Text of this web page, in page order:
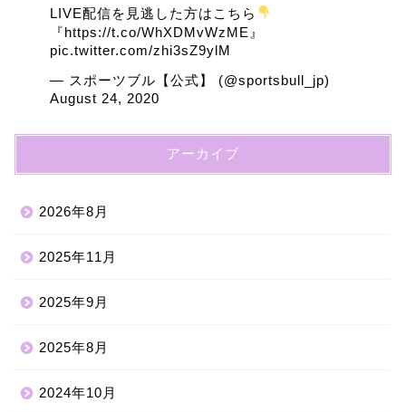
LIVE配信を見逃した方はこちら
『https://t.co/WhXDMvWzME 』
pic.twitter.com/zhi3sZ9ylM
— スポーツブル【公式】 (@sportsbull_jp)
August 24, 2020
アーカイブ
2026年8月
2025年11月
2025年9月
2025年8月
2024年10月